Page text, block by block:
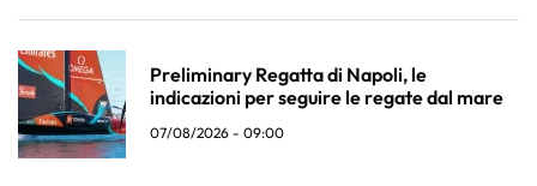
Preliminary Regatta di Napoli, le
indicazioni per seguire le regate dal mare
07/08/2026 - 09:00